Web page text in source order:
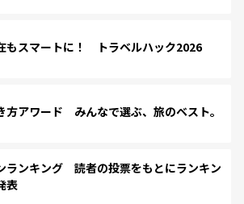
もスマートに！ トラベルハック2026
方アワード みんなで選ぶ、旅のベスト。
ランキング 読者の投票をもとにランキン
表